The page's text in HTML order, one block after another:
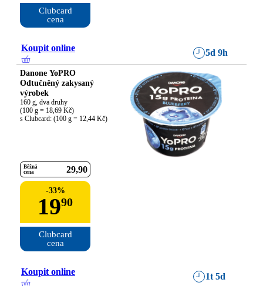
Clubcard
cena
Koupit online 5d 9h
Danone YoPRO
Odtučněný zakysaný
výrobek
160 g, dva druhy
(100 g = 18,69 Kč)
s Clubcard: (100 g = 12,44 Kč)
Běžná
cena
29 90
-33%
1990
Clubcard
cena
Koupit online 1t 5d